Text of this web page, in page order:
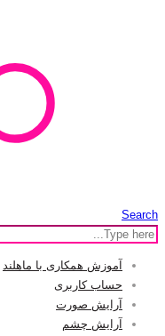
Search
آموزش همکاری با ماهلند
حساب کاربری
آرایش صورت
آرایش چشم